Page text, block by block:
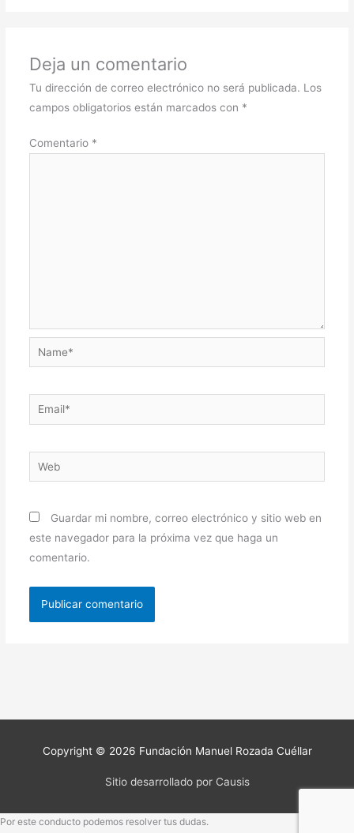
Deja un comentario
Tu dirección de correo electrónico no será publicada. Los
campos obligatorios están marcados con *
Comentario *
Name*
Email*
Web
Guardar mi nombre, correo electrónico y sitio web en
este navegador para la próxima vez que haga un
comentario.
Copyright © 2026 Fundación Manuel Rozada Cuéllar
Sitio desarrollado por Causis
Por este conducto podemos resolver tus dudas.